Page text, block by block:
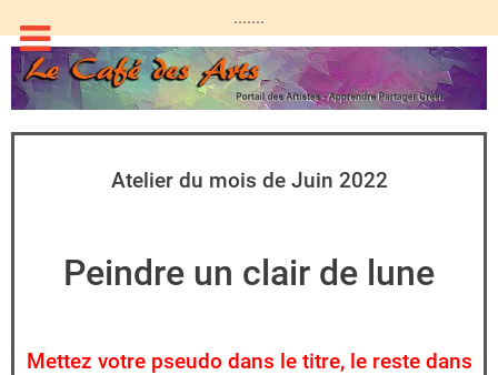
.......
Atelier du mois de Juin 2022
Peindre un clair de lune
Mettez votre pseudo dans le titre, le reste dans